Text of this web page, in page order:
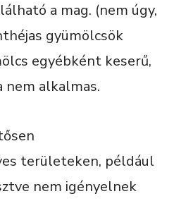
a mag. (nem úgy,
gyümölcsök
egyébként keserű,
nem alkalmas.
területeken, például
nem igényelnek